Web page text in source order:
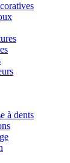
à dents